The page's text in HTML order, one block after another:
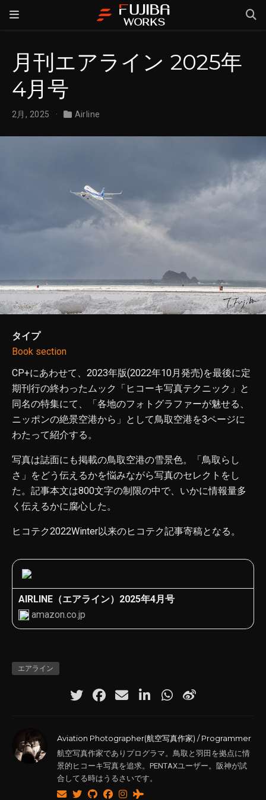
月刊エアライン 2025年
4月号
2月, 2025 Airline
タイプ
Book section
CP+にあわせて、2023年版(2022年10月発売)を最後に定
期刊行の終わったムック「ヒコーキ写真テクニック」と
同名の特集にて、「各地のフォトグラファーが魅せる、
ニッポンの絶景空港から」として鳥取空港を3ページに
わたって紹介する。
写真は誌面にも掲載の鳥取空港の雪景色。「鳥取らし
さ」をどう伝えるかを悩みながら写真のセレクトをし
た。記事本文は800文字の制限の中で、いかに情報量多
く伝えるかに腐心した。
ヒコテク2022Winter以来のヒコテク記事寄稿となる。
AIRLINE（エアライン）2025年4月号
amazon.co.jp
エアライン
Aviation Photographer(航空写真作家) / Programmer
航空写真作家でありプログラマ。鳥取と羽田を拠点に情
景的ヒコーキ写真を追求。PENTAXユーザー。阪神が試
合してる時はうるさいです。